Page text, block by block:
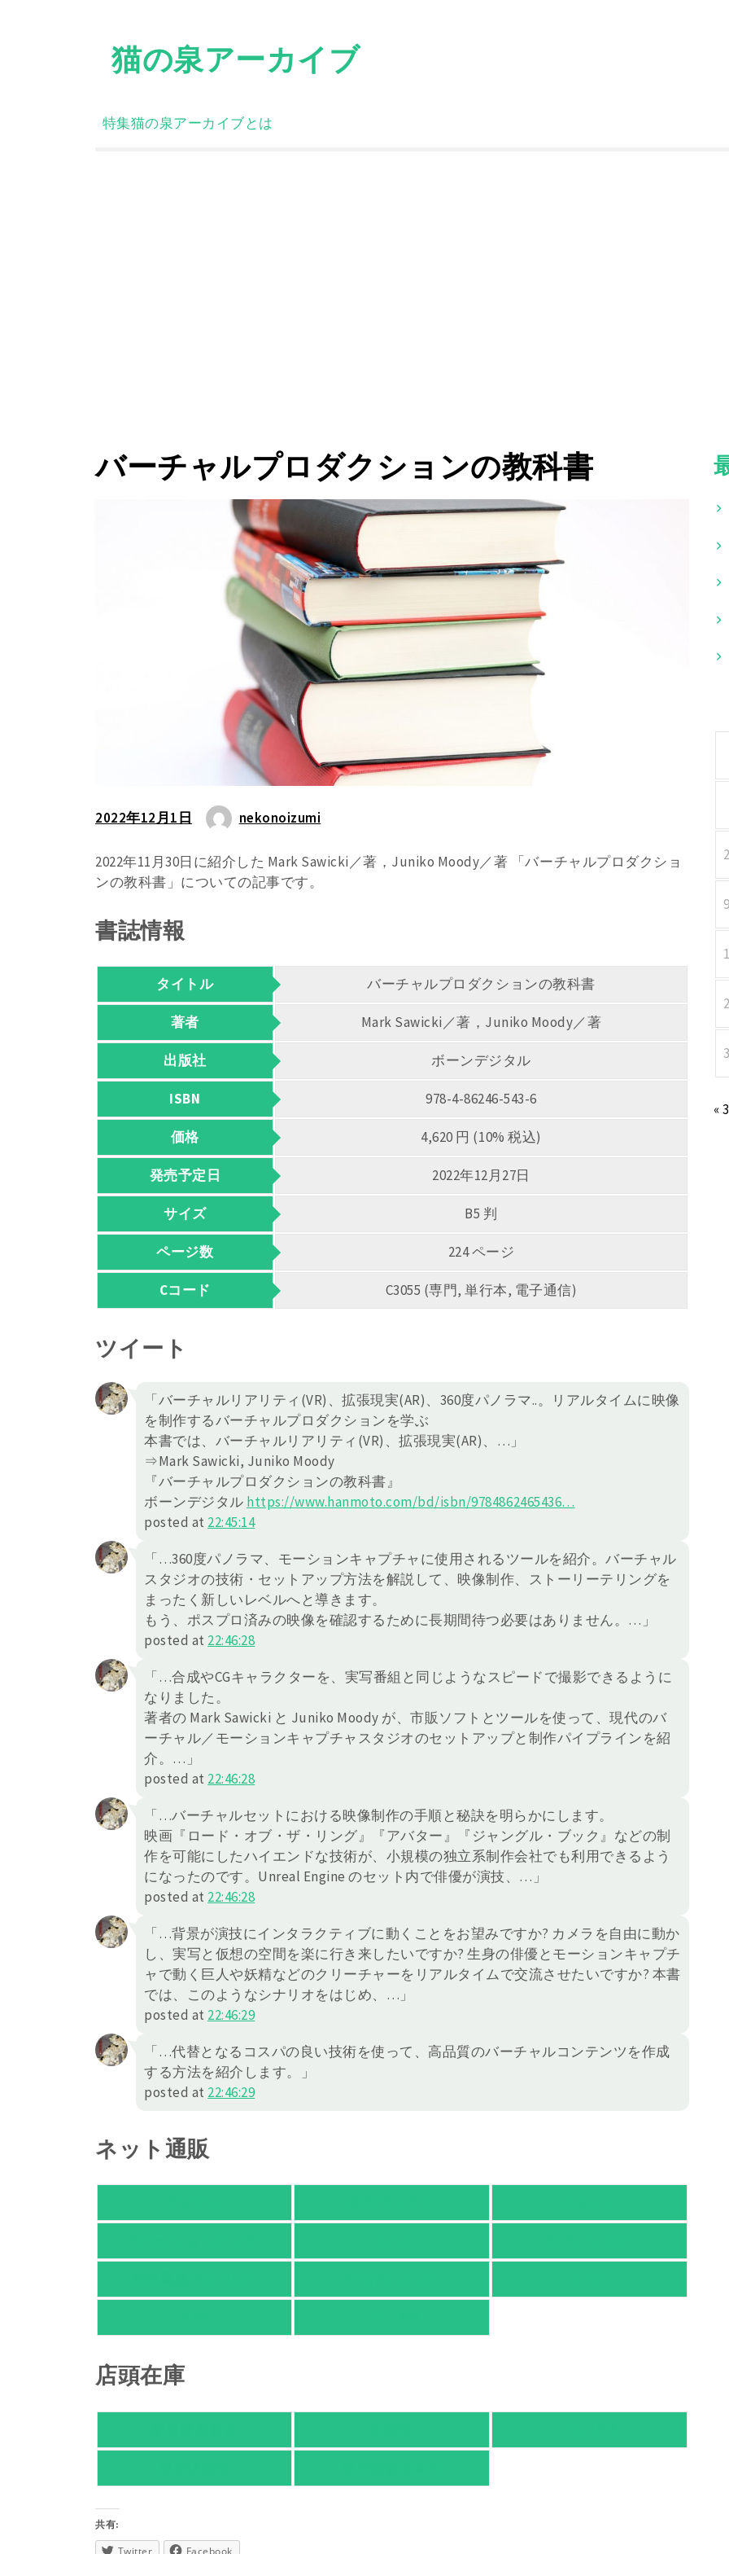
猫の泉アーカイブ
特集猫の泉アーカイブとは
バーチャルプロダクションの教科書
2022年12月1日 nekonoizumi
2022年11月30日に紹介した Mark Sawicki／著，Juniko Moody／著 「バーチャルプロダクショ
ンの教科書」についての記事です。
書誌情報
タイトル バーチャルプロダクションの教科書
著者 Mark Sawicki／著，Juniko Moody／著
出版社 ボーンデジタル
ISBN 978-4-86246-543-6
価格 4,620 円 (10% 税込)
発売予定日 2022年12月27日
サイズ B5 判
ページ数 224 ページ
Cコード C3055 (専門, 単行本, 電子通信)
ツイート
「バーチャルリアリティ(VR)、拡張現実(AR)、360度パノラマ..。リアルタイムに映像
を制作するバーチャルプロダクションを学ぶ
本書では、バーチャルリアリティ(VR)、拡張現実(AR)、…」
⇒Mark Sawicki, Juniko Moody
『バーチャルプロダクションの教科書』
ボーンデジタル https://www.hanmoto.com/bd/isbn/9784862465436…
posted at 22:45:14
「…360度パノラマ、モーションキャプチャに使用されるツールを紹介。バーチャル
スタジオの技術・セットアップ方法を解説して、映像制作、ストーリーテリングを
まったく新しいレベルへと導きます。
もう、ポスプロ済みの映像を確認するために長期間待つ必要はありません。…」
posted at 22:46:28
「…合成やCGキャラクターを、実写番組と同じようなスピードで撮影できるように
なりました。
著者の Mark Sawicki と Juniko Moody が、市販ソフトとツールを使って、現代のバ
ーチャル／モーションキャプチャスタジオのセットアップと制作パイプラインを紹
介。…」
posted at 22:46:28
「…バーチャルセットにおける映像制作の手順と秘訣を明らかにします。
映画『ロード・オブ・ザ・リング』『アバター』『ジャングル・ブック』などの制
作を可能にしたハイエンドな技術が、小規模の独立系制作会社でも利用できるよう
になったのです。Unreal Engine のセット内で俳優が演技、…」
posted at 22:46:28
「…背景が演技にインタラクティブに動くことをお望みですか? カメラを自由に動か
し、実写と仮想の空間を楽に行き来したいですか? 生身の俳優とモーションキャプチ
ャで動く巨人や妖精などのクリーチャーをリアルタイムで交流させたいですか? 本書
では、このようなシナリオをはじめ、…」
posted at 22:46:29
「…代替となるコスパの良い技術を使って、高品質のバーチャルコンテンツを作成
する方法を紹介します。」
posted at 22:46:29
ネット通販
店頭在庫
共有:
Twitter Facebook
«